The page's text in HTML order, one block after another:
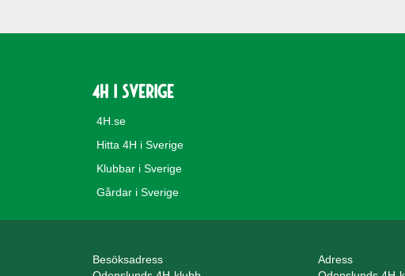
4H i Sverige
4H.se
Hitta 4H i Sverige
Klubbar i Sverige
Gårdar i Sverige
Besöksadress
Adress